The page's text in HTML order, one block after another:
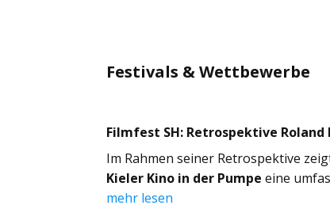
Festivals & Wettbewerbe
Filmfest SH: Retrospektive Roland
Im Rahmen seiner Retrospektive
Kieler Kino in der Pumpe eine
mehr lesen